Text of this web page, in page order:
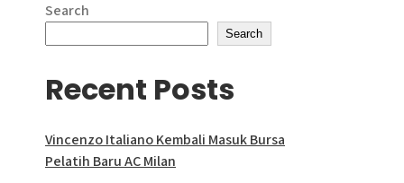
Search
Search
Recent Posts
Vincenzo Italiano Kembali Masuk Bursa
Pelatih Baru AC Milan